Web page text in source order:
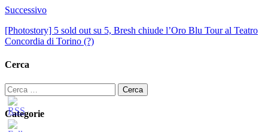
Successivo
[Photostory] 5 sold out su 5, Bresh chiude l’Oro Blu Tour al Teatro
Concordia di Torino (?)
Cerca
Ricerca
per:
Categorie